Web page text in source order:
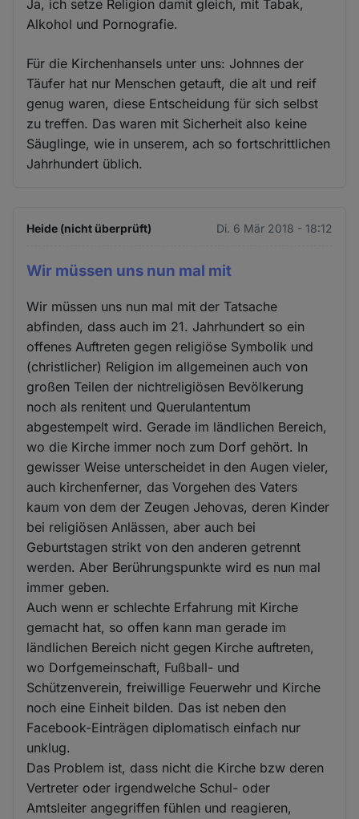
Ja, ich setze Religion damit gleich, mit Tabak,
Alkohol und Pornografie.
Für die Kirchenhansels unter uns: Johnnes der
Täufer hat nur Menschen getauft, die alt und reif
genug waren, diese Entscheidung für sich selbst
zu treffen. Das waren mit Sicherheit also keine
Säuglinge, wie in unserem, ach so fortschrittlichen
Jahrhundert üblich.
Heide (nicht überprüft) Di. 6 Mär 2018 - 18:12
Wir müssen uns nun mal mit
Wir müssen uns nun mal mit der Tatsache
abfinden, dass auch im 21. Jahrhundert so ein
offenes Auftreten gegen religiöse Symbolik und
(christlicher) Religion im allgemeinen auch von
großen Teilen der nichtreligiösen Bevölkerung
noch als renitent und Querulantentum
abgestempelt wird. Gerade im ländlichen Bereich,
wo die Kirche immer noch zum Dorf gehört. In
gewisser Weise unterscheidet in den Augen vieler,
auch kirchenferner, das Vorgehen des Vaters
kaum von dem der Zeugen Jehovas, deren Kinder
bei religiösen Anlässen, aber auch bei
Geburtstagen strikt von den anderen getrennt
werden. Aber Berührungspunkte wird es nun mal
immer geben.
Auch wenn er schlechte Erfahrung mit Kirche
gemacht hat, so offen kann man gerade im
ländlichen Bereich nicht gegen Kirche auftreten,
wo Dorfgemeinschaft, Fußball- und
Schützenverein, freiwillige Feuerwehr und Kirche
noch eine Einheit bilden. Das ist neben den
Facebook-Einträgen diplomatisch einfach nur
unklug.
Das Problem ist, dass nicht die Kirche bzw deren
Vertreter oder irgendwelche Schul- oder
Amtsleiter angegriffen fühlen und reagieren,